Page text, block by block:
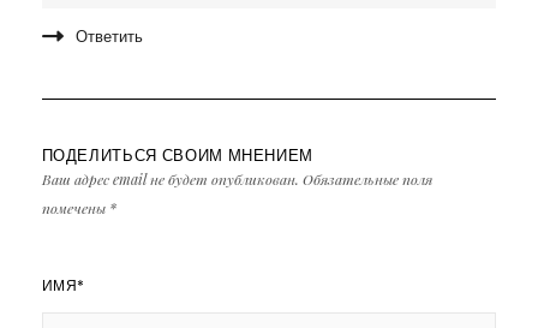
Ответить
ПОДЕЛИТЬСЯ СВОИМ МНЕНИЕМ
Ваш адрес email не будет опубликован. Обязательные поля
помечены *
ИМЯ*